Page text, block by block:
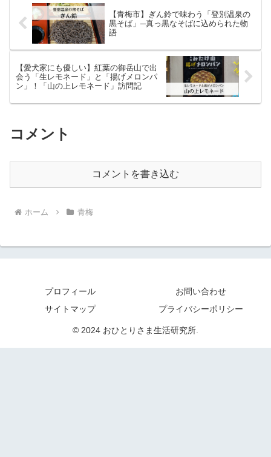
【青梅市】ぎん鈴で味わう「登別温泉の
黒そば」─真っ黒なそばに込められた物
語
【愛犬家にも優しい】紅葉の御岳山で出
会う「生レモネード」と「揚げメロンパ
ン」！「山の上レモネード」訪問記
コメント
コメントを書き込む
ホーム 青梅
プロフィール
お問い合わせ
サイトマップ
プライバシーポリシー
© 2024 おひとりさま生活研究所.